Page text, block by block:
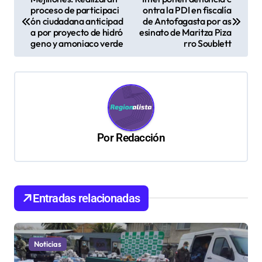
e
g
d
e
e
n
proceso de participaci
ón ciudadana anticipad
a por proyecto de hidró
geno y amoniaco verde
ontra la PDI en fiscalía
de Antofagasta por as
esinato de Maritza Piza
rro Soublett
PorRedacción
Entradas relacionadas
Noticias